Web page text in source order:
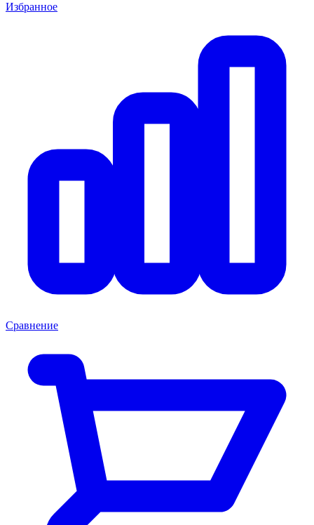
Избранное
Сравнение